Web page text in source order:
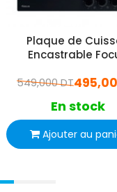
Plaque de
Encastrable
Noir
549,000 DT
En stock
Ajouter au